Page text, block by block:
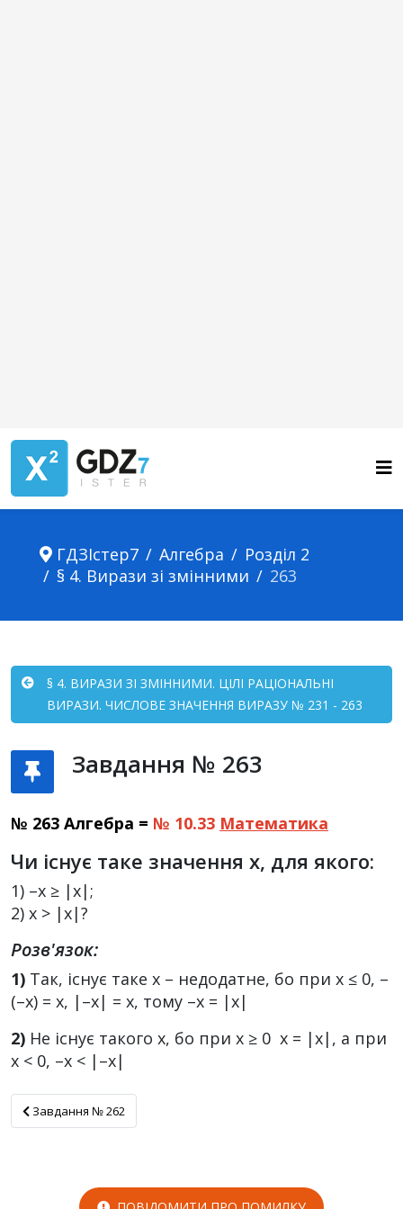
ГДЗІстер7 Алгебра
Розділ 2
§ 4. Вирази зі змінними
263
§ 4. ВИРАЗИ ЗІ ЗМІННИМИ. ЦІЛІ РАЦІОНАЛЬНІ
ВИРАЗИ. ЧИСЛОВЕ ЗНАЧЕННЯ ВИРАЗУ № 231 - 263
Завдання № 263
№ 263 Алгебра = № 10.33 Математика
Чи існує таке значення х, для якого:
1) –х ≥ |x|;
2) х > |x|?
Розв'язок:
1) Так, існує таке х – недодатне, бо при х ≤ 0, –
(–х) = х, |–x| = х, тому –х = |x|
2) Не існує такого х, бо при х ≥ 0 х = |x|, а при
х < 0, –x < |–x|
Завдання № 262
Завдання № 262